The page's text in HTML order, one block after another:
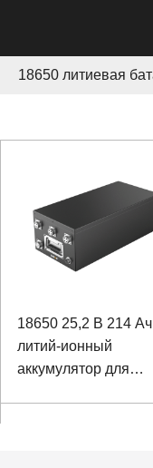
18650 25,2 В 214 Ач
литий-ионный
аккумулятор для